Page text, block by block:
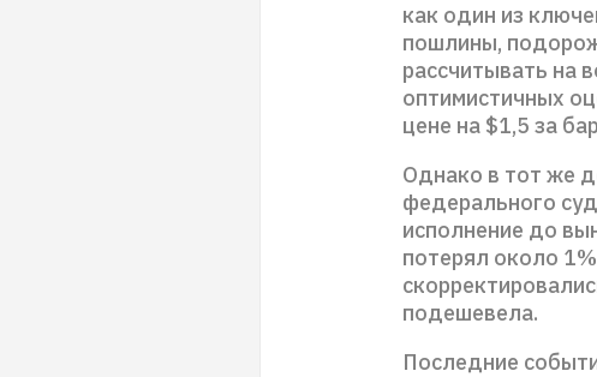
как один из
пошлины,
рассчитывать на
оптимистичных
цене на $1,5 за
Однако в тот же
федерального
исполнение до
потерял около
подешевела.
Последние